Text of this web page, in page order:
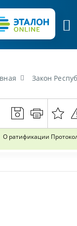
Закон Республики
О ратификации